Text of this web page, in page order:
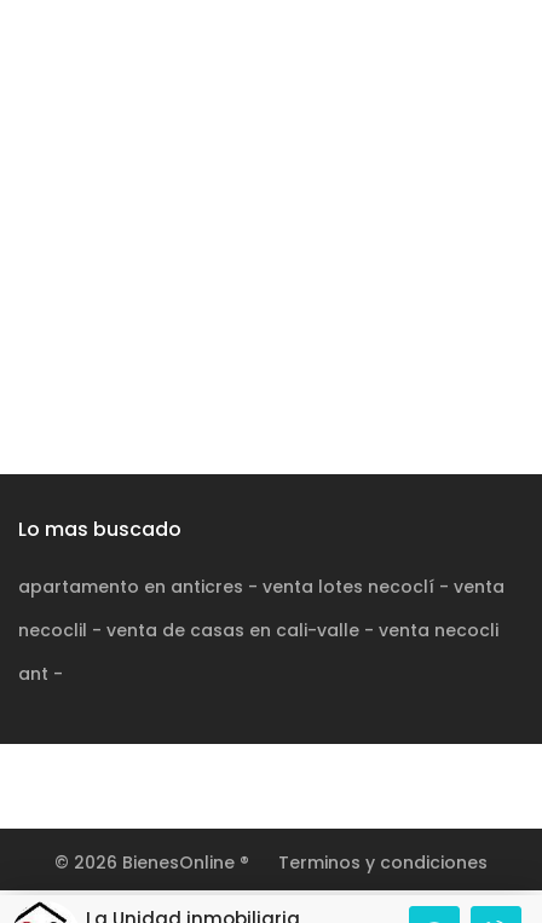
Lo mas buscado
apartamento en anticres - venta lotes necoclí - venta
necoclil - venta de casas en cali-valle - venta necocli
ant -
© 2026 BienesOnline ® Terminos y condiciones